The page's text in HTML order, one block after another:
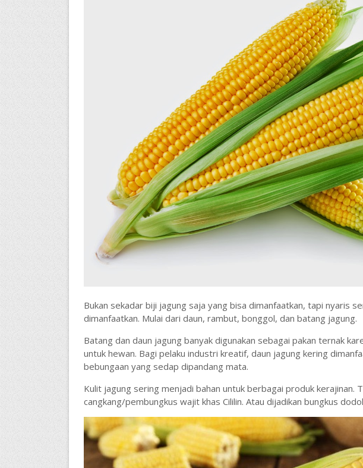
Bukan sekadar biji jagung saja yang bisa dimanfaatkan, tapi nyaris
dimanfaatkan. Mulai dari daun, rambut, bonggol, dan batang jagung.
Batang dan daun jagung banyak digunakan sebagai pakan ternak
untuk hewan. Bagi pelaku industri kreatif, daun jagung kering
bebungaan yang sedap dipandang mata.
Kulit jagung sering menjadi bahan untuk berbagai produk kerajinan.
cangkang/pembungkus wajit khas Cililin. Atau dijadikan bungkus